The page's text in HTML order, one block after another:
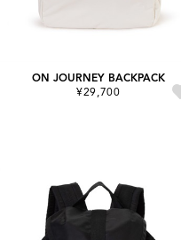
ON JOURNEY BACKPACK
¥29,700